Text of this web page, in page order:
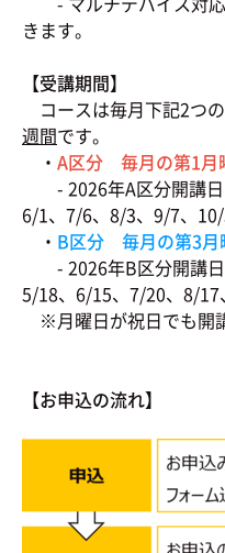
きます。
【受講期間】
コースは毎月下記2つ
週間です。
・ A区分 毎月の第1月
- 2026年A区分開講日
6/1、7/6、8/3、9/7、
・ B区分 毎月の第3月
- 2026年B区分開講日
5/18、6/15、7/20、8/
※月曜日が祝日でも開
【お申込の流れ】